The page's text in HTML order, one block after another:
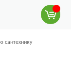
сантехнику